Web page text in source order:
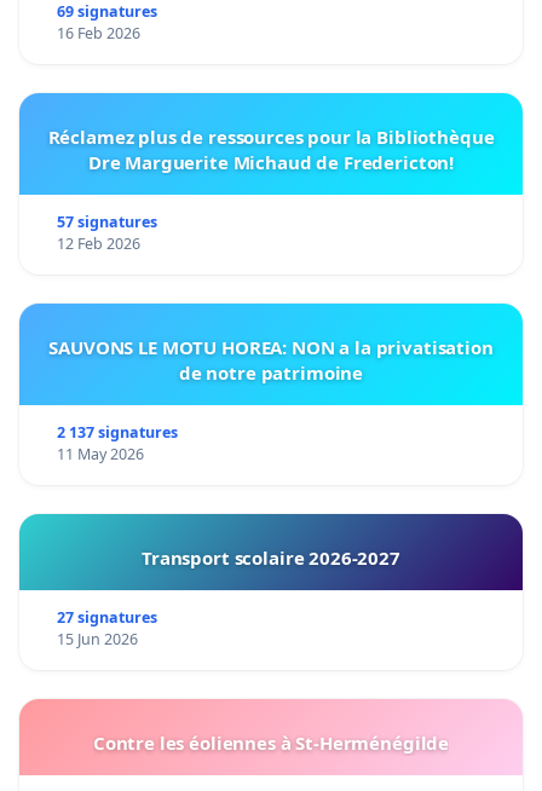
69 signatures
16 Feb 2026
Réclamez plus de ressources pour la Bibliothèque
Dre Marguerite Michaud de Fredericton!
57 signatures
12 Feb 2026
SAUVONS LE MOTU HOREA: NON a la privatisation
de notre patrimoine
2 137 signatures
11 May 2026
Transport scolaire 2026-2027
27 signatures
15 Jun 2026
Contre les éoliennes à St-Herménégilde